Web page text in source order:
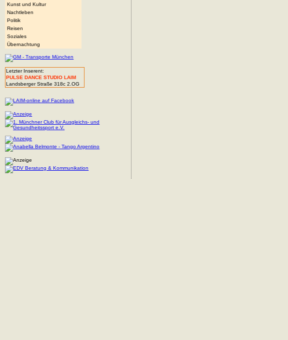
Kunst und Kultur
Nachtleben
Politik
Reisen
Soziales
Übernachtung
Letzter Inserent:
PULSE DANCE STUDIO LAIM
Landsberger Straße 318c 2.OG